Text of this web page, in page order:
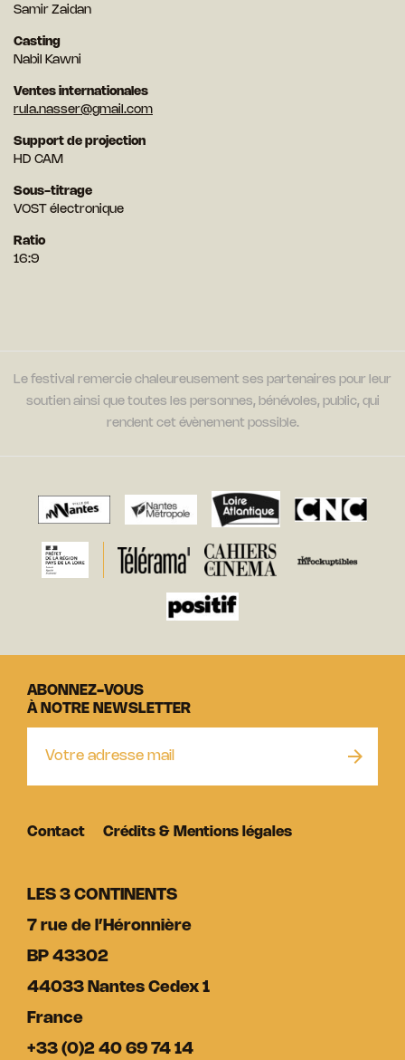
Samir Zaidan
Casting
Nabil Kawni
Ventes internationales
rula.nasser@gmail.com
Support de projection
HD CAM
Sous-titrage
VOST électronique
Ratio
16:9
Le festival remercie chaleureusement ses partenaires pour leur
soutien ainsi que toutes les personnes, bénévoles, public, qui
rendent cet évènement possible.
LES 3 CONTINENTS
7 rue de l’Héronnière
BP 43302
44033 Nantes Cedex 1
France
+33 (0)2 40 69 74 14
ABONNEZ-VOUS
À NOTRE NEWSLETTER
Contact Crédits & Mentions légales